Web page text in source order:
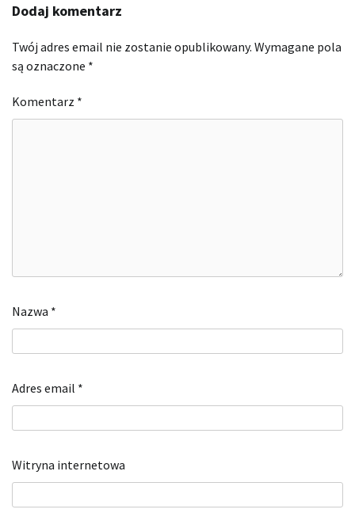
Dodaj komentarz
Twój adres email nie zostanie opublikowany. Wymagane pola
są oznaczone *
Komentarz *
Nazwa *
Adres email *
Witryna internetowa